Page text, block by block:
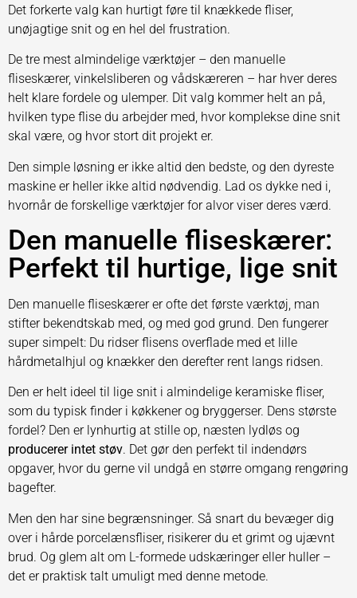
Det forkerte valg kan hurtigt føre til knækkede fliser,
unøjagtige snit og en hel del frustration.
De tre mest almindelige værktøjer – den manuelle
fliseskærer, vinkelsliberen og vådskæreren – har hver deres
helt klare fordele og ulemper. Dit valg kommer helt an på,
hvilken type flise du arbejder med, hvor komplekse dine snit
skal være, og hvor stort dit projekt er.
Den simple løsning er ikke altid den bedste, og den dyreste
maskine er heller ikke altid nødvendig. Lad os dykke ned i,
hvornår de forskellige værktøjer for alvor viser deres værd.
Den manuelle fliseskærer:
Perfekt til hurtige, lige snit
Den manuelle fliseskærer er ofte det første værktøj, man
stifter bekendtskab med, og med god grund. Den fungerer
super simpelt: Du ridser flisens overflade med et lille
hårdmetalhjul og knækker den derefter rent langs ridsen.
Den er helt ideel til lige snit i almindelige keramiske fliser,
som du typisk finder i køkkener og bryggerser. Dens største
fordel? Den er lynhurtig at stille op, næsten lydløs og
producerer intet støv. Det gør den perfekt til indendørs
opgaver, hvor du gerne vil undgå en større omgang rengøring
bagefter.
Men den har sine begrænsninger. Så snart du bevæger dig
over i hårde porcelænsfliser, risikerer du et grimt og ujævnt
brud. Og glem alt om L-formede udskæringer eller huller –
det er praktisk talt umuligt med denne metode.